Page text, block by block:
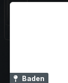
Baden